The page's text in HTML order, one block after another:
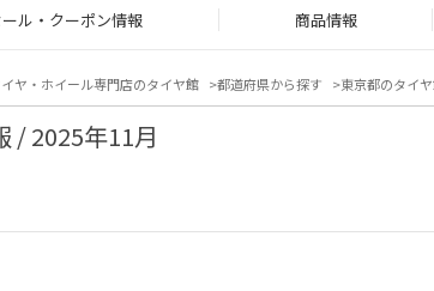
ル・クーポン情報 商品情報
ヤ・ホイール専門店のタイヤ館 都道府県から探す 東京都のタイ
/ 2025年11月